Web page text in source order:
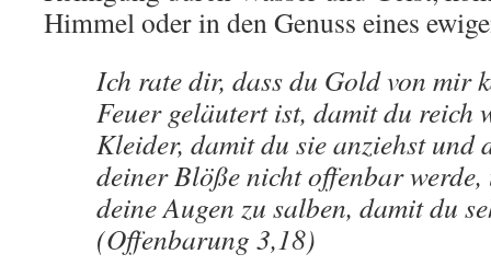
Himmel oder in den Genuss eines
Ich rate dir, dass du Gold von mir
Feuer geläutert ist, damit du reich
Kleider, damit du sie anziehst und
deiner Blöße nicht offenbar werde,
deine Augen zu salben, damit du
(Offenbarung 3,18)